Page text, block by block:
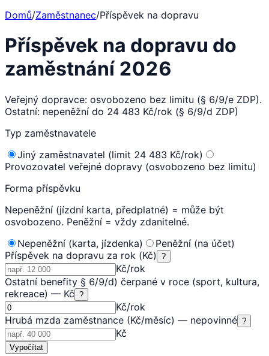
Domů/Zaměstnanec/Příspěvek na dopravu
Příspěvek na dopravu do
zaměstnání 2026
Veřejný dopravce: osvobozeno bez limitu (§ 6/9/e ZDP).
Ostatní: nepeněžní do 24 483 Kč/rok (§ 6/9/d ZDP)
Typ zaměstnavatele
Jiný zaměstnavatel (limit 24 483 Kč/rok)
Provozovatel veřejné dopravy (osvobozeno bez limitu)
Forma příspěvku
Nepeněžní (jízdní karta, předplatné) = může být
osvobozeno. Peněžní = vždy zdanitelné.
Nepeněžní (karta, jízdenka)
Peněžní (na účet)
Příspěvek na dopravu za rok (Kč)
?
Kč/rok
Ostatní benefity § 6/9/d) čerpané v roce (sport, kultura,
rekreace) — Kč ?
Kč/rok
Hrubá mzda zaměstnance (Kč/měsíc) — nepovinné ?
Kč
Vypočítat